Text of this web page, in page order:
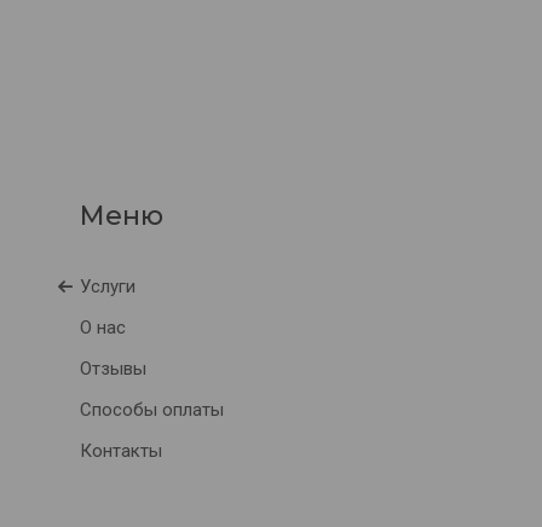
Услуги
О нас
Отзывы
Способы оплаты
Контакты